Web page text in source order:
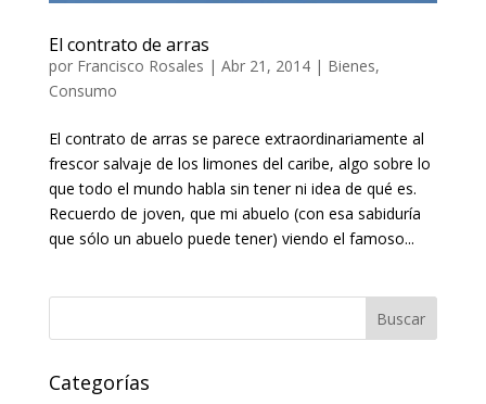
El contrato de arras
por Francisco Rosales | Abr 21, 2014| Bienes,
Consumo
El contrato de arras se parece extraordinariamente al
frescor salvaje de los limones del caribe, algo sobre lo
que todo el mundo habla sin tener ni idea de qué es.
Recuerdo de joven, que mi abuelo (con esa sabiduría
que sólo un abuelo puede tener) viendo el famoso...
Categorías